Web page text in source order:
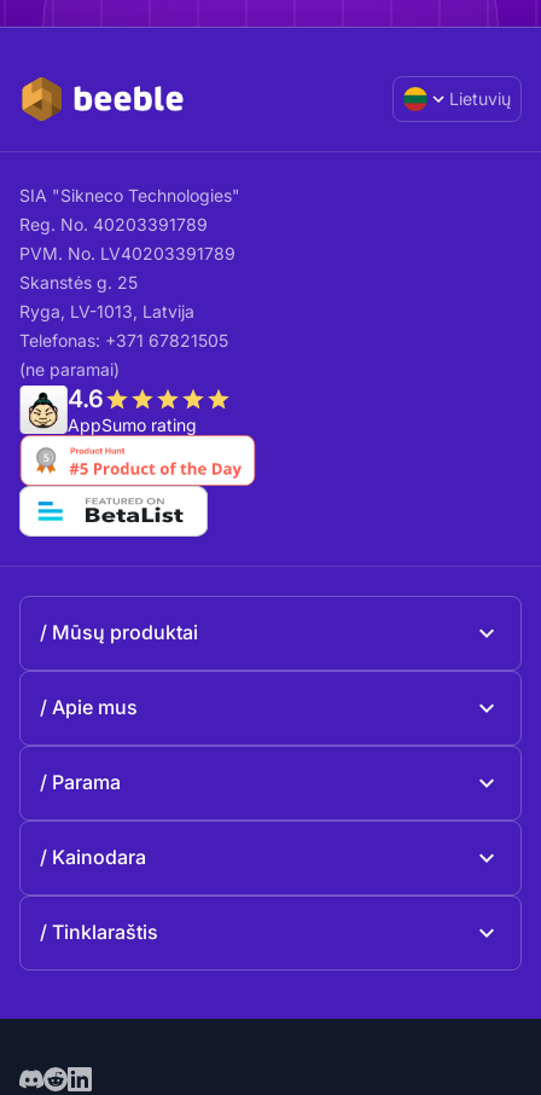
Lietuvių
SIA "Sikneco Technologies"
Reg. No. 40203391789
PVM. No. LV40203391789
Skanstės g. 25
Ryga, LV-1013, Latvija
Telefonas: +371 67821505
(ne paramai)
4.6
AppSumo rating
Mūsų produktai
Apie mus
Istorija
Parama
Kontaktai
Kainodara
Tinklaraštis